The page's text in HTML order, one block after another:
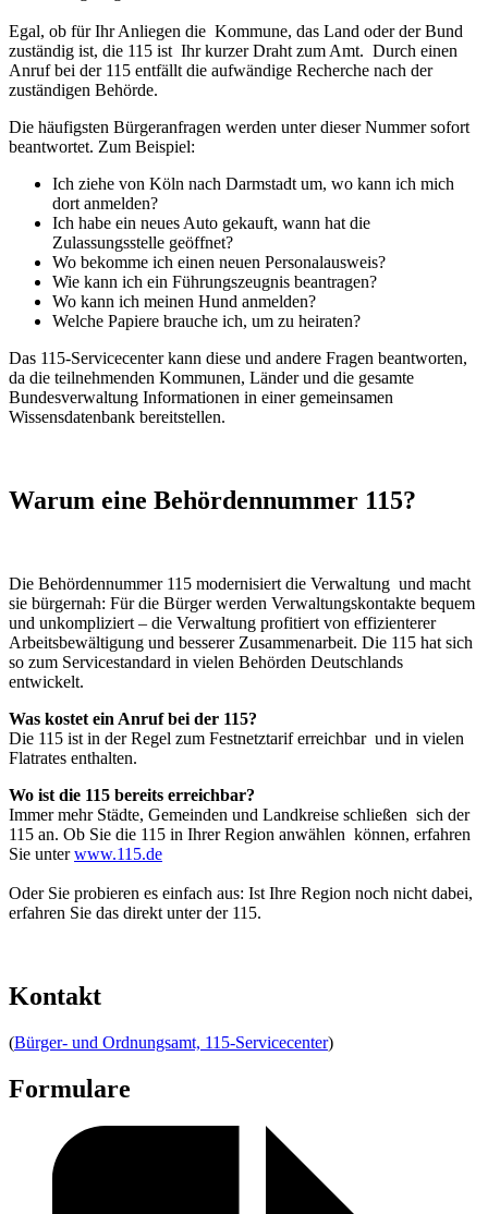
Egal, ob für Ihr Anliegen die Kommune, das Land oder der Bund
zuständig ist, die 115 ist Ihr kurzer Draht zum Amt. Durch einen
Anruf bei der 115 entfällt die aufwändige Recherche nach der
zuständigen Behörde.
Die häufigsten Bürgeranfragen werden unter dieser Nummer sofort
beantwortet. Zum Beispiel:
Ich ziehe von Köln nach Darmstadt um, wo kann ich mich
dort anmelden?
Ich habe ein neues Auto gekauft, wann hat die
Zulassungsstelle geöffnet?
Wo bekomme ich einen neuen Personalausweis?
Wie kann ich ein Führungszeugnis beantragen?
Wo kann ich meinen Hund anmelden?
Welche Papiere brauche ich, um zu heiraten?
Das 115-Servicecenter kann diese und andere Fragen beantworten,
da die teilnehmenden Kommunen, Länder und die gesamte
Bundesverwaltung Informationen in einer gemeinsamen
Wissensdatenbank bereitstellen.
Warum eine Behördennummer 115?
Die Behördennummer 115 modernisiert die Verwaltung und macht
sie bürgernah: Für die Bürger werden Verwaltungskontakte bequem
und unkompliziert – die Verwaltung profitiert von effizienterer
Arbeitsbewältigung und besserer Zusammenarbeit. Die 115 hat sich
so zum Servicestandard in vielen Behörden Deutschlands
entwickelt.
Was kostet ein Anruf bei der 115?
Die 115 ist in der Regel zum Festnetztarif erreichbar und in vielen
Flatrates enthalten.
Wo ist die 115 bereits erreichbar?
Immer mehr Städte, Gemeinden und Landkreise schließen sich der
115 an. Ob Sie die 115 in Ihrer Region anwählen können, erfahren
Sie unterwww.115.de
Oder Sie probieren es einfach aus: Ist Ihre Region noch nicht dabei,
erfahren Sie das direkt unter der 115.
Kontakt
(Bürger- und Ordnungsamt, 115-Servicecenter)
Formulare